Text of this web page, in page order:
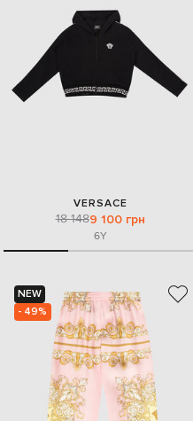
VERSACE
18 1489 100 грн
6Y
NEW
- 49%